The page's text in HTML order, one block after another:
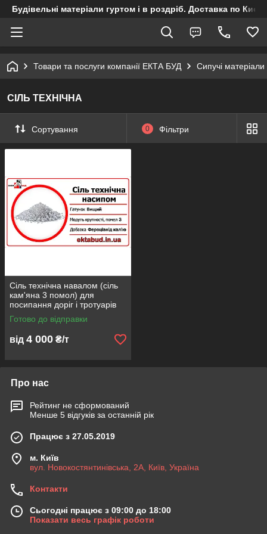
Будівельні матеріали гуртом і в роздріб. Доставка по
Товари та послуги компанії ЕКТА БУД Сипучі матеріали
СІЛЬ ТЕХНІЧНА
Сортування 0 Фільтри
Сіль технічна навалом (сіль
кам'яна 3 помол) для
посипання доріг і тротуарів
Готово до відправки
від 4 000 ₴/т
Про нас
Рейтинг не сформований
Менше 5 відгуків за останній рік
Працює з 27.05.2019
м. Київ
вул. Новокостянтинівська, 2А, Київ, Україна
Контакти
Сьогодні працює з 09:00 до 18:00
Показати весь графік роботи